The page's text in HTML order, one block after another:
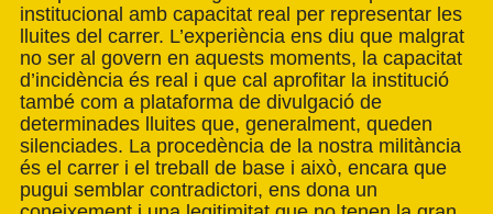
institucional amb capacitat real per representar les
lluites del carrer. L’experiència ens diu que malgrat
no ser al govern en aquests moments, la capacitat
d’incidència és real i que cal aprofitar la institució
també com a plataforma de divulgació de
determinades lluites que, generalment, queden
silenciades. La procedència de la nostra militància
és el carrer i el treball de base i això, encara que
pugui semblar contradictori, ens dona un